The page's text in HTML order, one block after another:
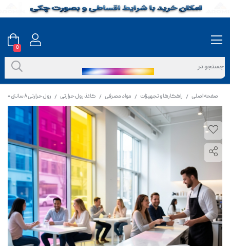
صفحه اصلی / راهکارها و تجهیزات / مواد مصرفی / کاغذ رول حرارتی / رول حرارتی ۸ سانتی ۴۰ متری | کاغذ فیش‌پرینتر فروشگاهی
0